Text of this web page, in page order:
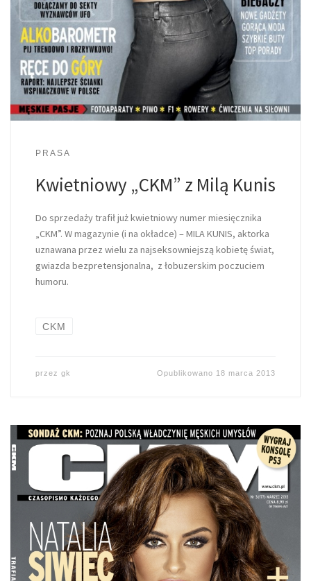
PRASA
Kwietniowy „CKM” z Milą Kunis
Do sprzedaży trafił już kwietniowy numer miesięcznika
„CKM”. W magazynie (i na okładce) – MILA KUNIS, aktorka
uznawana przez wielu za najseksowniejszą kobietę świat,
gwiazda bezpretensjonalna, z łobuzerskim poczuciem
humoru.
CKM
przez gk Opublikowano 18 marca 2013